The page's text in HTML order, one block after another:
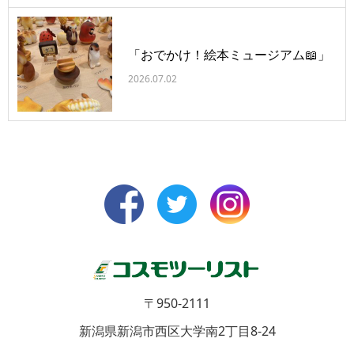
「おでかけ！絵本ミュージアム📖」
2026.07.02
〒950-2111
新潟県新潟市西区大学南2丁目8-24